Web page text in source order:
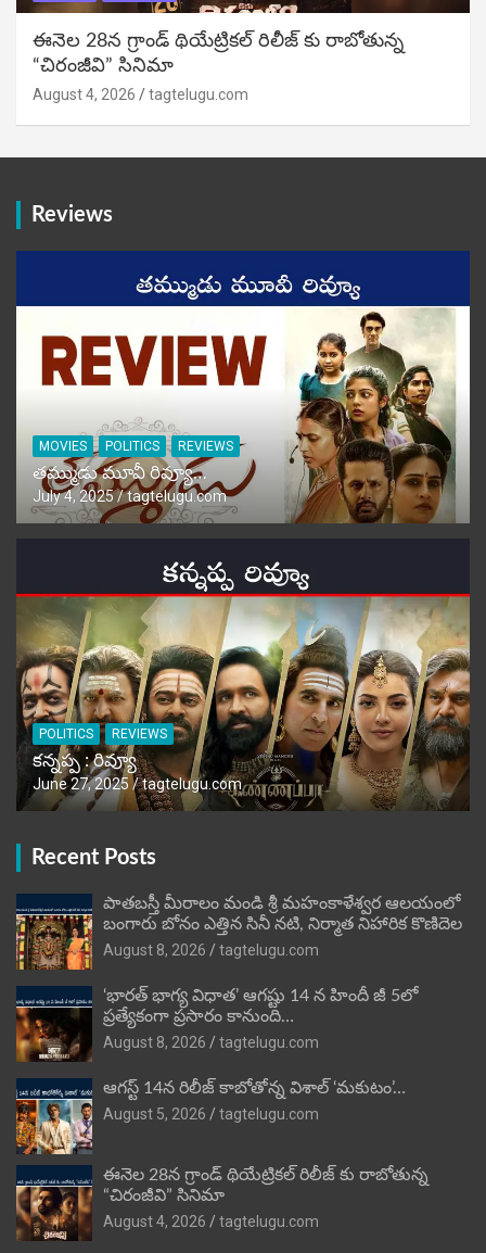
ఈనెల 28న గ్రాండ్ థియేట్రికల్ రిలీజ్ కు రాబోతున్న
“చిరంజీవి” సినిమా
August 4, 2026 tagtelugu.com
Reviews
MOVIES POLITICS REVIEWS
తమ్ముడు మూవీ రివ్యూ…
July 4, 2025 tagtelugu.com
POLITICS REVIEWS
కన్నప్ప : రివ్యూ
June 27, 2025 tagtelugu.com
Recent Posts
పాతబస్తీ మీరాలం మండి శ్రీ మహంకాళేశ్వర ఆలయంలో
బంగారు బోనం ఎత్తిన సినీ నటి, నిర్మాత నిహారిక కొణిదెల
August 8, 2026
tagtelugu.com
‘భారత్ భాగ్య విధాత’ ఆగష్టు 14 న హిందీ జీ 5లో
ప్రత్యేకంగా ప్రసారం కానుంది…
August 8, 2026
tagtelugu.com
ఆగస్ట్ 14న రిలీజ్ కాబోతోన్న విశాల్ ‘మకుటం’…
August 5, 2026
tagtelugu.com
ఈనెల 28న గ్రాండ్ థియేట్రికల్ రిలీజ్ కు రాబోతున్న
“చిరంజీవి” సినిమా
August 4, 2026
tagtelugu.com